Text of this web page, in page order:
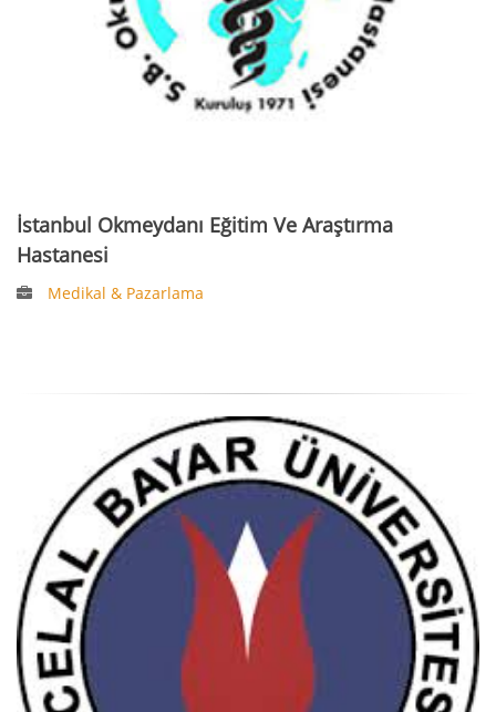
İstanbul Okmeydanı Eğitim Ve Araştırma
Hastanesi
Medikal & Pazarlama